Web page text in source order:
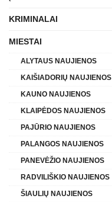
KRIMINALAI
MIESTAI
ALYTAUS NAUJIENOS
KAIŠIADORIŲ NAUJIENOS
KAUNO NAUJIENOS
KLAIPĖDOS NAUJIENOS
PAJŪRIO NAUJIENOS
PALANGOS NAUJIENOS
PANEVĖŽIO NAUJIENOS
RADVILIŠKIO NAUJIENOS
ŠIAULIŲ NAUJIENOS